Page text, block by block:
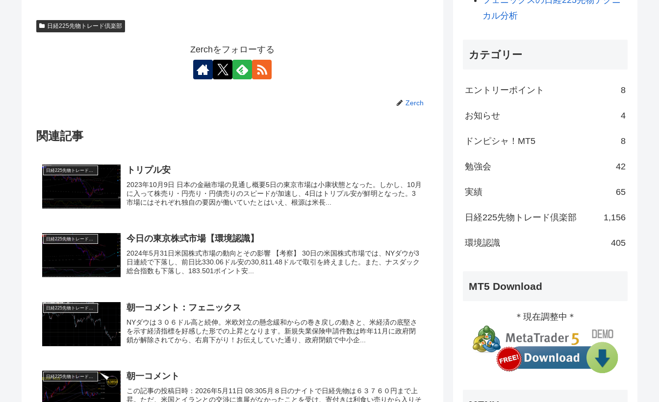
日経225先物トレード倶楽部
Zerchをフォローする
Zerch
関連記事
トリプル安
2023年10月9日 日本の金融市場の見通し概要5日の東京市場は小康状態となった。しかし、10月
に入って株売り・円売り・円債売りのスピードが加速し、4日はトリプル安が鮮明となった。3
市場にはそれぞれ独自の要因が働いていたとはいえ、根源は米長...
日経225先物トレード倶楽部 今日の東京株式市場【環境認識】
2024年5月31日米国株式市場の動向とその影響 【考察】 30日の米国株式市場では、NYダウが3
日連続で下落し、前日比330.06ドル安の30,811.48ドルで取引を終えました。また、ナスダック
総合指数も下落し、183.501ポイント安...
朝一コメント：フェニックス
NYダウは３０６ドル高と続伸。米欧対立の懸念緩和からの巻き戻しの動きと、米経済の底堅さ
を示す経済指標を好感した形での上昇となります。新規失業保険申請件数は昨年11月に政府閉
鎖が解除されてから、右肩下がり！お伝えしていた通り、政府閉鎖で中小企...
日経225先物トレード倶楽部 朝一コメント
この記事の投稿日時：2026年5月11日 08:305月８日のナイトで日経先物は６３７６０円まで上
昇。ただ、米国とイランとの交渉に進展がなかったことを受け、寄付きは利食い売りから入りそ
カル分析
カテゴリー
エントリーポイント 8
お知らせ 4
ドンピシャ！MT5 8
勉強会 42
実績 65
日経225先物トレード倶楽部 1,156
環境認識 405
MT5 Download
＊現在調整中＊